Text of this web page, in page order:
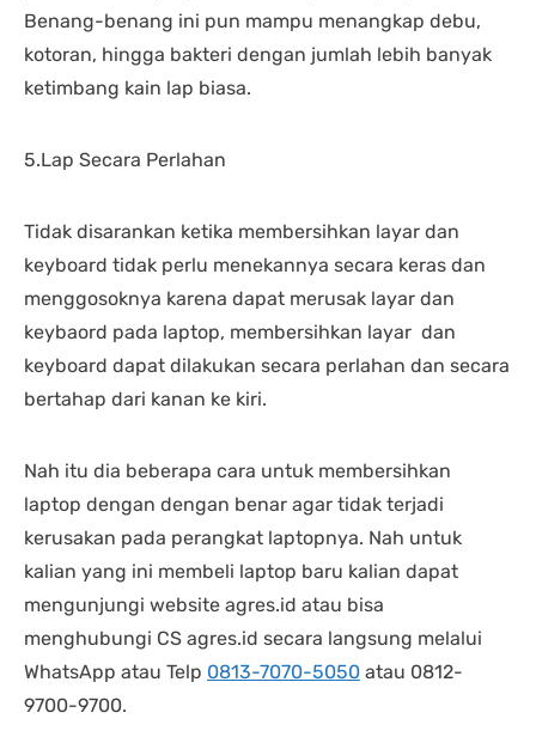
Benang-benang ini pun mampu menangkap debu,
kotoran, hingga bakteri dengan jumlah lebih banyak
ketimbang kain lap biasa.
5.Lap Secara Perlahan
Tidak disarankan ketika membersihkan layar dan
keyboard tidak perlu menekannya secara keras dan
menggosoknya karena dapat merusak layar dan
keybaord pada laptop, membersihkan layar dan
keyboard dapat dilakukan secara perlahan dan secara
bertahap dari kanan ke kiri.
Nah itu dia beberapa cara untuk membersihkan
laptop dengan dengan benar agar tidak terjadi
kerusakan pada perangkat laptopnya. Nah untuk
kalian yang ini membeli laptop baru kalian dapat
mengunjungi website agres.id atau bisa
menghubungi CS agres.id secara langsung melalui
WhatsApp atau Telp 0813-7070-5050 atau 0812-
9700-9700.